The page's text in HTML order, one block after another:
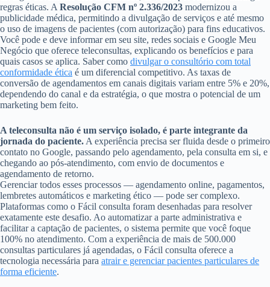
regras éticas. A Resolução CFM nº 2.336/2023 modernizou a
publicidade médica, permitindo a divulgação de serviços e até mesmo
o uso de imagens de pacientes (com autorização) para fins educativos.
Você pode e deve informar em seu site, redes sociais e Google Meu
Negócio que oferece teleconsultas, explicando os benefícios e para
quais casos se aplica. Saber como divulgar o consultório com total
conformidade ética é um diferencial competitivo. As taxas de
conversão de agendamentos em canais digitais variam entre 5% e 20%,
dependendo do canal e da estratégia, o que mostra o potencial de um
marketing bem feito.
A teleconsulta não é um serviço isolado, é parte integrante da
jornada do paciente. A experiência precisa ser fluida desde o primeiro
contato no Google, passando pelo agendamento, pela consulta em si, e
chegando ao pós-atendimento, com envio de documentos e
agendamento de retorno.
Gerenciar todos esses processos — agendamento online, pagamentos,
lembretes automáticos e marketing ético — pode ser complexo.
Plataformas como o Fácil consulta foram desenhadas para resolver
exatamente este desafio. Ao automatizar a parte administrativa e
facilitar a captação de pacientes, o sistema permite que você foque
100% no atendimento. Com a experiência de mais de 500.000
consultas particulares já agendadas, o Fácil consulta oferece a
tecnologia necessária para atrair e gerenciar pacientes particulares de
forma eficiente.